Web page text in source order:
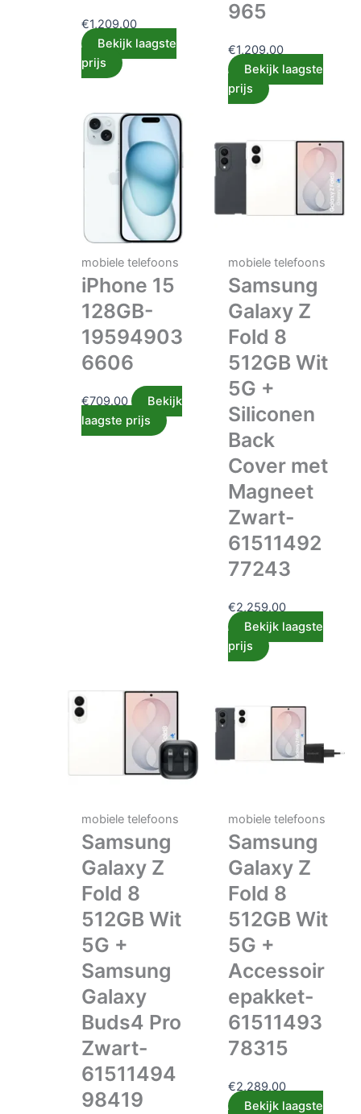
€1,209.00
Bekijk laagste
prijs
965
€1,209.00
Bekijk laagste
prijs
mobiele telefoons
iPhone 15
128GB-
19594903
6606
€709.00
Bekijk
laagste prijs
mobiele telefoons
Samsung
Galaxy Z
Fold 8
512GB Wit
5G +
Siliconen
Back
Cover met
Magneet
Zwart-
61511492
77243
€2,259.00
Bekijk laagste
prijs
mobiele telefoons
Samsung
Galaxy Z
Fold 8
512GB Wit
5G +
Samsung
Galaxy
Buds4 Pro
Zwart-
61511494
98419
mobiele telefoons
Samsung
Galaxy Z
Fold 8
512GB Wit
5G +
Accessoir
epakket-
61511493
78315
€2,289.00
Bekijk laagste